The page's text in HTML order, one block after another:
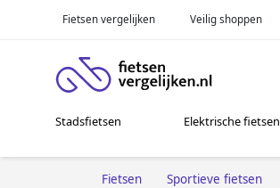
Fietsen vergelijken Veilig shoppen
Stadsfietsen Elektrische fietsen
Fietsen Sportieve fietsen